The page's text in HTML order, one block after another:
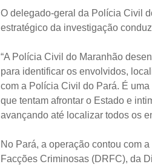
O delegado-geral da Polícia Civil
estratégico da investigação
“A Polícia Civil do Maranhão
para identificar os envolvidos,
com a Polícia Civil do Pará. É
que tentam afrontar o Estado e
avançando até localizar todos os
No Pará, a operação contou com
Facções Criminosas (DRFC), da